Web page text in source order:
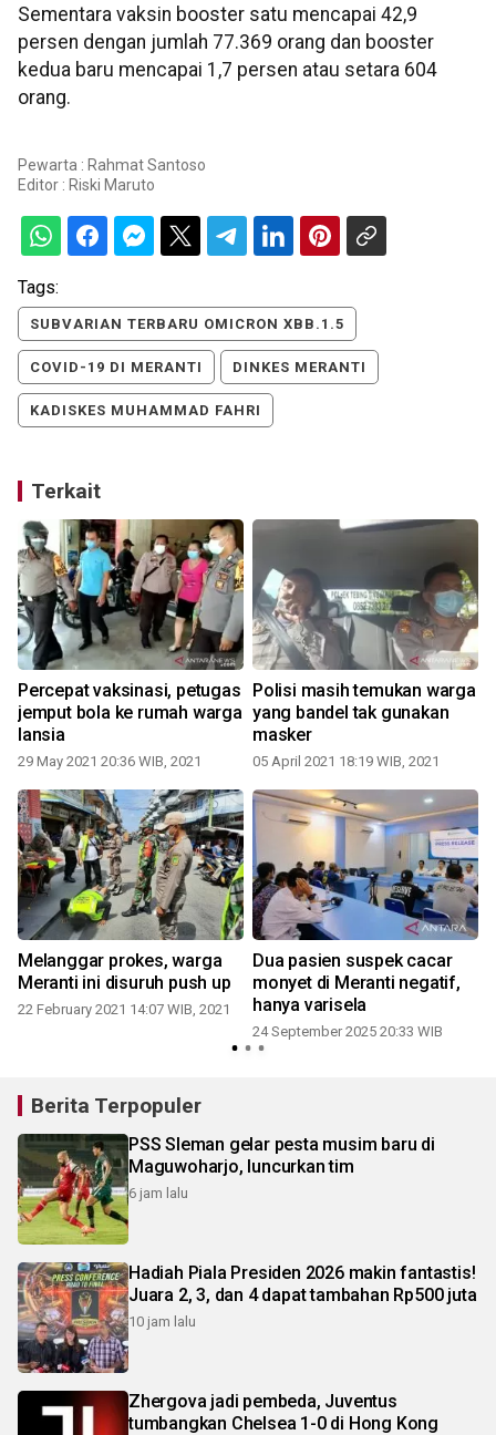
Sementara vaksin booster satu mencapai 42,9
persen dengan jumlah 77.369 orang dan booster
kedua baru mencapai 1,7 persen atau setara 604
orang.
Pewarta : Rahmat Santoso
Editor : Riski Maruto
Tags:
SUBVARIAN TERBARU OMICRON XBB.1.5
COVID-19 DI MERANTI DINKES MERANTI
KADISKES MUHAMMAD FAHRI
Terkait
Percepat vaksinasi, petugas
jemput bola ke rumah warga
lansia
29 May 2021 20:36 WIB, 2021
Polisi masih temukan warga
yang bandel tak gunakan
masker
05 April 2021 18:19 WIB, 2021
Melanggar prokes, warga
Meranti ini disuruh push up
22 February 2021 14:07 WIB, 2021
Dua pasien suspek cacar
monyet di Meranti negatif,
hanya varisela
24 September 2025 20:33 WIB
Berita Terpopuler
PSS Sleman gelar pesta musim baru di
Maguwoharjo, luncurkan tim
6 jam lalu
Hadiah Piala Presiden 2026 makin fantastis!
Juara 2, 3, dan 4 dapat tambahan Rp500 juta
10 jam lalu
Zhergova jadi pembeda, Juventus
tumbangkan Chelsea 1-0 di Hong Kong